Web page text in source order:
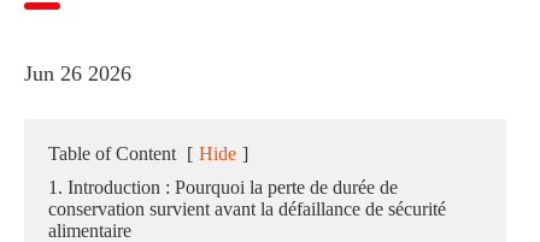
Jun 26 2026
Table of Content [ Hide ]
1. Introduction : Pourquoi la perte de durée de
conservation survient avant la défaillance de sécurité
alimentaire